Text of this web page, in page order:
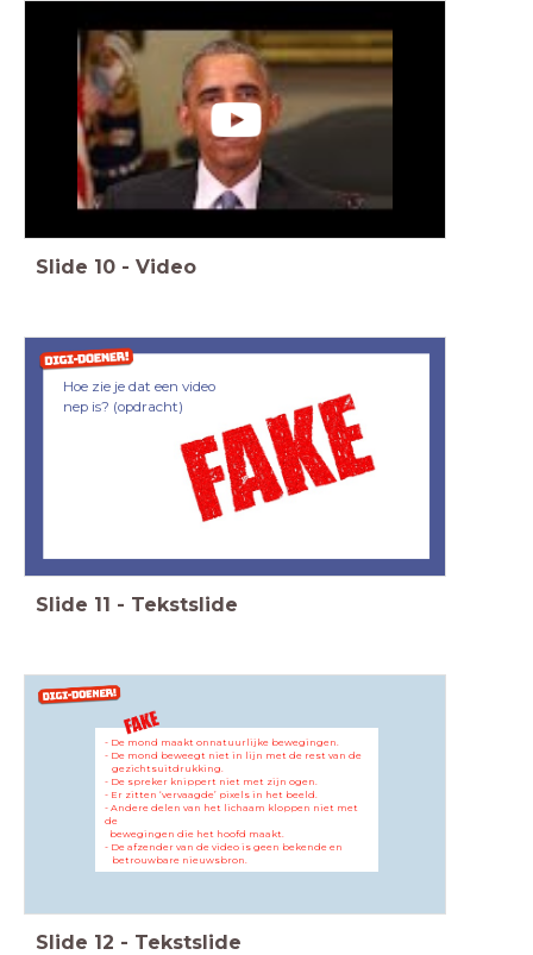
Slide 10 - Video
Hoe zie je dat een video
nep is? (opdracht)
Slide 11 - Tekstslide
- De mond maakt onnatuurlijke bewegingen.
- De mond beweegt niet in lijn met de rest van de
gezichtsuitdrukking.
- De spreker knippert niet met zijn ogen.
- Er zitten ‘vervaagde’ pixels in het beeld.
- Andere delen van het lichaam kloppen niet met
de
bewegingen die het hoofd maakt.
- De afzender van de video is geen bekende en
betrouwbare nieuwsbron.
Slide 12 - Tekstslide